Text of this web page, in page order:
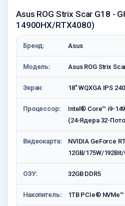
Asus ROG Strix Scar G18 -
14900HX/RTX4080)
Бренд: Asus
Модель: Asus ROG Strix
Экран: 18" WQXGA IPS
Процессор:
Intel® Core™ i9-
(24-Ядeра 32-
Видеокарта:
NVIDIA GeForce
12GB/175W/192Bit/
ОЗУ: 32GB DDR5
Накопитель: 1TB PCIe® NVMe™